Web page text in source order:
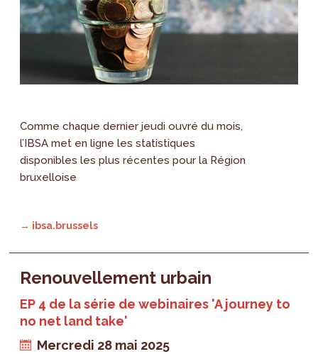
Comme chaque dernier jeudi ouvré du mois,
l’IBSA met en ligne les statistiques
disponibles les plus récentes pour la Région
bruxelloise
→ ibsa.brussels
Renouvellement urbain
EP 4 de la série de webinaires 'A journey to
no net land take'
Mercredi 28 mai 2025